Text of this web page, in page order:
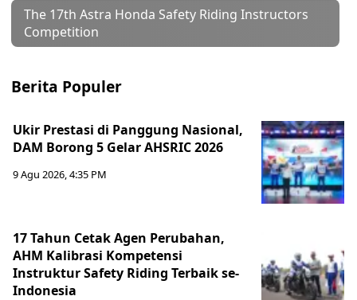
The 17th Astra Honda Safety Riding Instructors
Competition
Berita Populer
Ukir Prestasi di Panggung Nasional,
DAM Borong 5 Gelar AHSRIC 2026
9 Agu 2026, 4:35 PM
17 Tahun Cetak Agen Perubahan,
AHM Kalibrasi Kompetensi
Instruktur Safety Riding Terbaik se-
Indonesia